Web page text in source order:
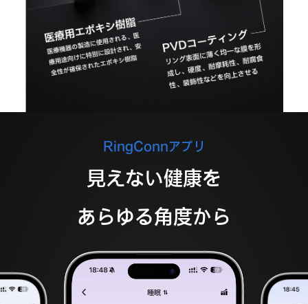
RingConnアプリ
見えない健康を
あらゆる角度から